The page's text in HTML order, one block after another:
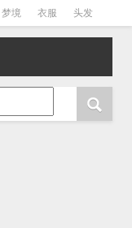
梦境 衣服 头发